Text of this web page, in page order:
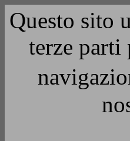
Questo sito
terze parti